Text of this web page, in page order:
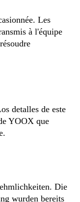
Les
à l'équipe
detalles de este
YOOX que
Die
wurden bereits